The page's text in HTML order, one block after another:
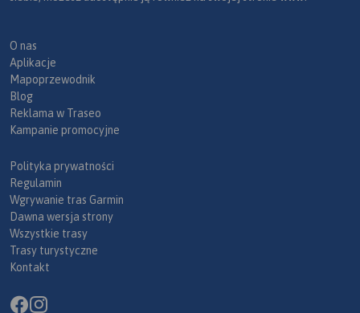
O nas
Aplikacje
Mapoprzewodnik
Blog
Reklama w Traseo
Kampanie promocyjne
Polityka prywatności
Regulamin
Wgrywanie tras Garmin
Dawna wersja strony
Wszystkie trasy
Trasy turystyczne
Kontakt